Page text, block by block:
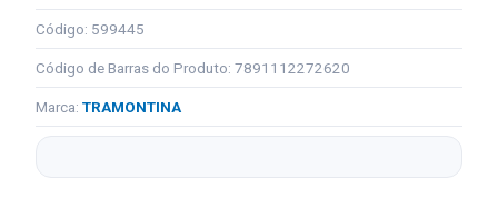
Código: 599445
Código de Barras do Produto: 7891112272620
Marca: TRAMONTINA